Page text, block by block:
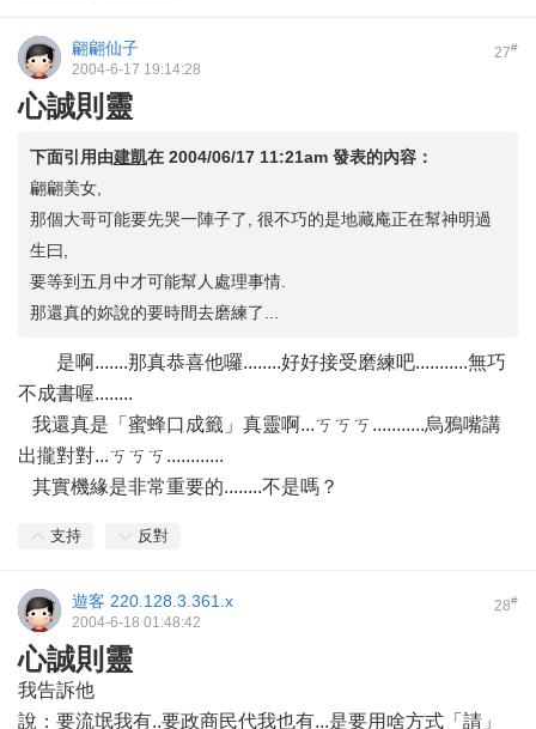
27#
翩翩仙子
2004-6-17 19:14:28
心誠則靈
下面引用由建凱在 2004/06/17 11:21am 發表的內容：
翩翩美女,
那個大哥可能要先哭一陣子了, 很不巧的是地藏庵正在幫神明過
生曰,
要等到五月中才可能幫人處理事情.
那還真的妳說的要時間去磨練了...
是啊.......那真恭喜他囉........好好接受磨練吧...........無巧
不成書喔........
我還真是「蜜蜂口成籤」真靈啊...ㄎㄎㄎ...........烏鴉嘴講
出攏對對...ㄎㄎㄎ............
其實機緣是非常重要的........不是嗎？
支持 反對
28#
遊客 220.128.3.361.x
2004-6-18 01:48:42
心誠則靈
我告訴他
說：要流氓我有..要政商民代我也有...是要用啥方式「請」